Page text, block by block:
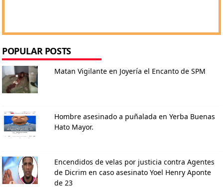
POPULAR POSTS
Matan Vigilante en Joyería el Encanto de SPM
Hombre asesinado a puñalada en Yerba Buenas
Hato Mayor.
Encendidos de velas por justicia contra Agentes
de Dicrim en caso asesinato Yoel Henry Aponte
de 23